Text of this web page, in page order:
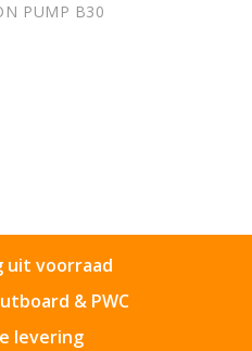
PUMP B30
uit voorraad
& PWC
levering